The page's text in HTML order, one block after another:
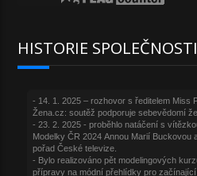
HISTORIE SPOLEČNOSTI